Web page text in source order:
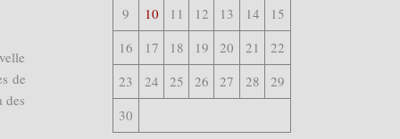
de
des
9
10 11 12 13 14
15
16
17 18 19 20 21
22
23
24 25 26 27 28
29
30